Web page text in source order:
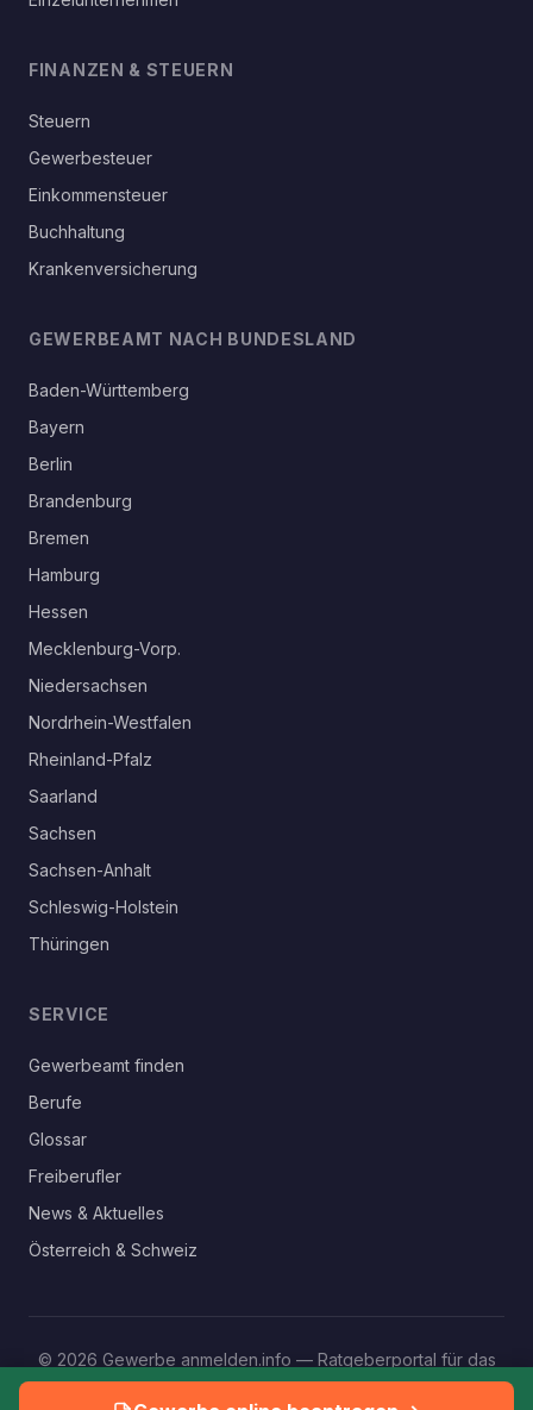
FINANZEN & STEUERN
Steuern
Gewerbesteuer
Einkommensteuer
Buchhaltung
Krankenversicherung
GEWERBEAMT NACH BUNDESLAND
Baden-Württemberg
Bayern
Berlin
Brandenburg
Bremen
Hamburg
Hessen
Mecklenburg-Vorp.
Niedersachsen
Nordrhein-Westfalen
Rheinland-Pfalz
Saarland
Sachsen
Sachsen-Anhalt
Schleswig-Holstein
Thüringen
SERVICE
Gewerbeamt finden
Berufe
Glossar
Freiberufler
News & Aktuelles
Österreich & Schweiz
© 2026 Gewerbe anmelden.info — Ratgeberportal für das
eigene Gewerbe